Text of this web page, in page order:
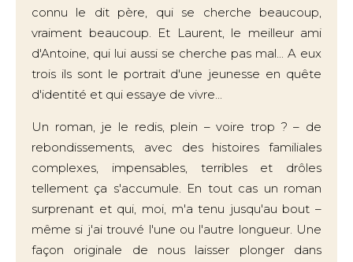
connu le dit père, qui se cherche beaucoup,
vraiment beaucoup. Et Laurent, le meilleur ami
d'Antoine, qui lui aussi se cherche pas mal... A eux
trois ils sont le portrait d'une jeunesse en quête
d'identité et qui essaye de vivre...
Un roman, je le redis, plein – voire trop ? – de
rebondissements, avec des histoires familiales
complexes, impensables, terribles et drôles
tellement ça s'accumule. En tout cas un roman
surprenant et qui, moi, m'a tenu jusqu'au bout –
même si j'ai trouvé l'une ou l'autre longueur. Une
façon originale de nous laisser plonger dans